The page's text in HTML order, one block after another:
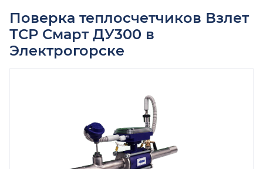
Поверка теплосчетчиков Взлет
ТСР Смарт ДУ300 в
Электрогорске